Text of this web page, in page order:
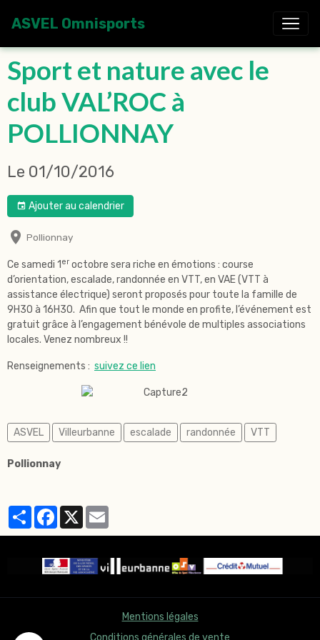
ASVEL Omnisports
Sport et nature avec le
club VAL’ROC à
POLLIONNAY
Le 01/10/2016
Ajouter au calendrier
Pollionnay
Ce samedi 1 er octobre sera riche en émotions : course
d’orientation, escalade, randonnée en VTT, en VAE (VTT à
assistance électrique) seront proposés pour toute la famille de
9H30 à 16H30. Afin que tout le monde en profite, l’événement est
gratuit grâce à l’engagement bénévole de multiples associations
locales. Venez nombreux !!
Renseignements : suivez ce lien
ASVEL Villeurbanne escalade randonnée VTT
Pollionnay
PartagerFacebook
X
Mentions légales
Conditions générales de vente